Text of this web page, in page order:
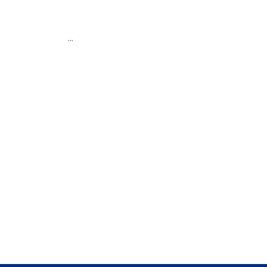
...